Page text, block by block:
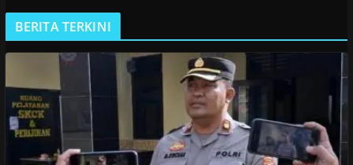
BERITA TERKINI